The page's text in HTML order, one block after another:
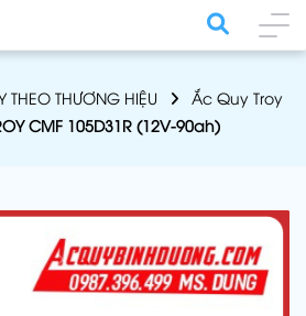
THEO THƯƠNG HIỆU
Ắc Quy Troy
CMF 105D31R (12V-90ah)